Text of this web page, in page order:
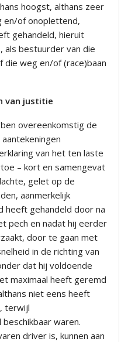
hoogst, althans zeer
en/of onoplettend,
gehandeld, hieruit
als bestuurder van die
weg en/of (race)baan
van justitie
overeenkomstig de
van het ten laste
– kort en samengevat
gelet op de
aanmerkelijk
heeft gehandeld door na
pech en nadat hij eerder
door te gaan met
in de richting van
dat hij voldoende
maximaal heeft geremd
niet eens heeft
terwijl
waren.
driver is, kunnen aan